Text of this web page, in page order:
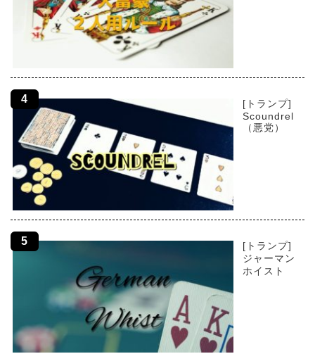
[トランプ]
Scoundrel
（悪党）
[トランプ]
ジャーマン
ホイスト